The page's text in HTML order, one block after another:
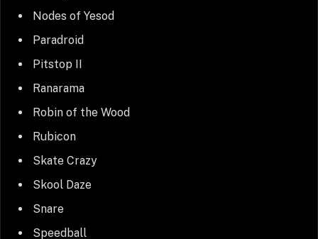
Nodes of Yesod
Paradroid
Pitstop II
Ranarama
Robin of the Wood
Rubicon
Skate Crazy
Skool Daze
Snare
Speedball